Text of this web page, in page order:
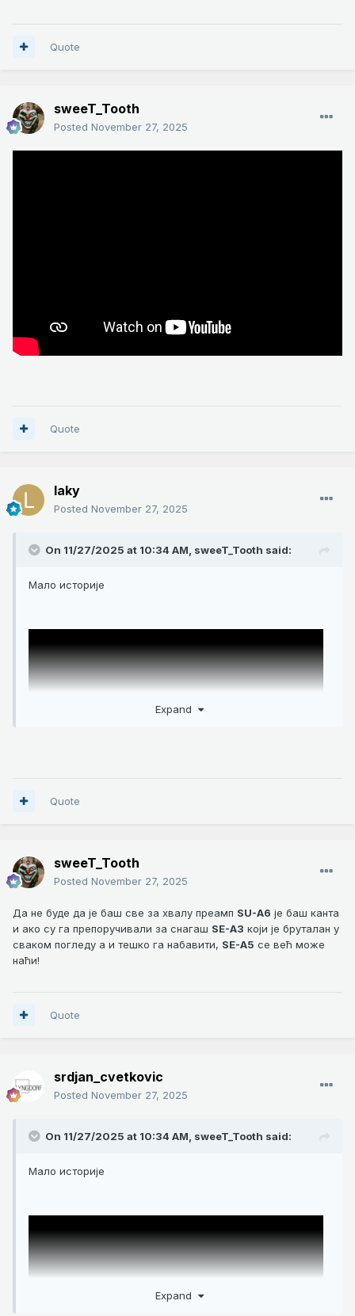
Quote
sweeT_Tooth
Posted November 27, 2025
Quote
laky
Posted November 27, 2025
On 11/27/2025 at 10:34 AM, sweeT_Tooth said:
Мало историје
Expand
Quote
sweeT_Tooth
Posted November 27, 2025
Да не буде да је баш све за хвалу преамп SU-A6 је баш канта
и ако су га препоручивали за снагаш SE-A3 који је бруталан у
сваком погледу а и тешко га набавити, SE-A5 се већ може
наћи!
Quote
srdjan_cvetkovic
Posted November 27, 2025
On 11/27/2025 at 10:34 AM, sweeT_Tooth said:
Мало историје
Expand